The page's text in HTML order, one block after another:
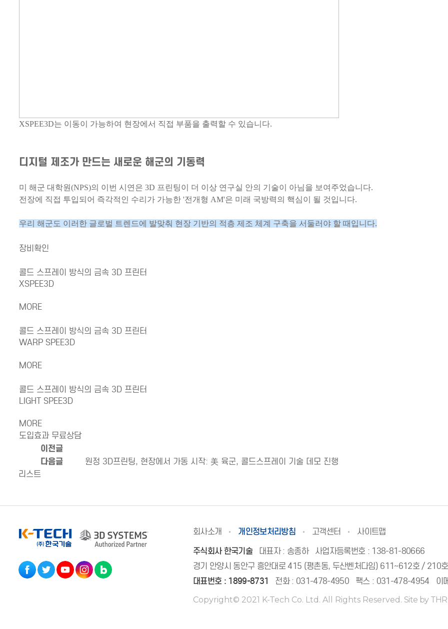
XSPEE3D는 이동이 가능하여 현장에서 직접 부품을 출력할 수 있습니다.
디지털 제조가 만드는 새로운 해군의 기동력
미 해군 대학원(NPS)의 이번 시연은 3D 프린팅이 더 이상 연구실 안의 기술이 아님을 보여주었습니다.
전장에 직접 투입되어 즉각적인 수리가 가능한 '전개형 AM'은 미래 국방력의 핵심이 될 것입니다.
우리 해군도 이러한 글로벌 트렌드에 발맞춰 현장 기반의 적층 제조 체계 구축을 서둘러야 할 때입니다.
장비확인
콜드 스프레이 방식의 금속 3D 프린터
XSPEE3D
MORE
콜드 스프레이 방식의 금속 3D 프린터
WARP SPEE3D
MORE
콜드 스프레이 방식의 금속 3D 프린터
LIGHT SPEE3D
MORE
도입효과 무료상담
이전글
다음글
원정 3D프린팅, 현장에서 가동 시작: 美 육군, 콜드스프레이 기술 데모 진행
리스트
회사소개 개인정보처리방침 고객센터
사이트맵
주식회사 한국기술
대표자 : 송종하
사업자등록번호 : 138-81-80666
경기 안양시 동안구 흥안대로 415 (평촌동, 두산벤처다임) 611~612호 / 210
대표번호 : 1899-8731 전화 : 031-478-4950 팩스 : 031-478-4954 이
Copyright© 2021 K-Tech Co. Ltd. All Rights Reserved. Site by